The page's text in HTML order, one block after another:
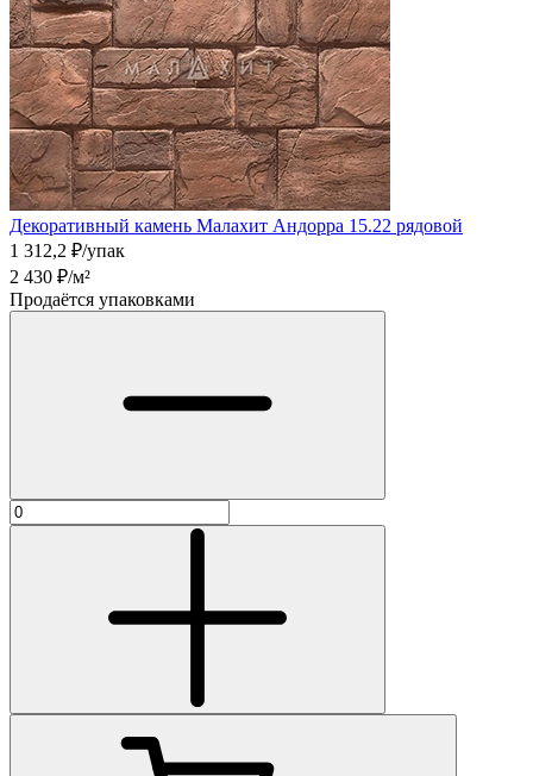
Декоративный камень Малахит Андорра 15.22 рядовой
1 312,2 ₽/упак
2 430 ₽/м²
Продаётся упаковками